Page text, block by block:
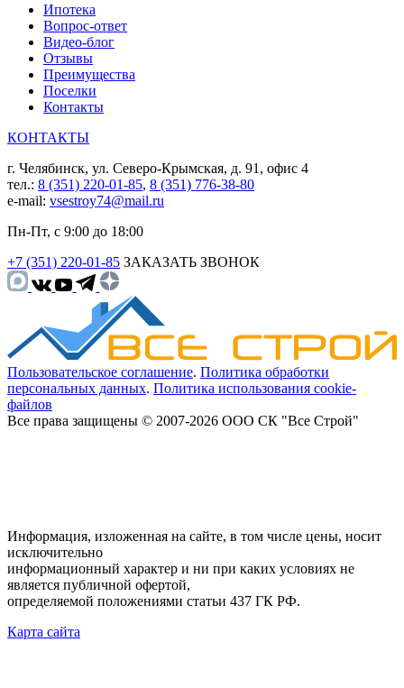
Ипотека
Вопрос-ответ
Видео-блог
Отзывы
Преимущества
Поселки
Контакты
КОНТАКТЫ
г. Челябинск, ул. Северо-Крымская, д. 91, офис 4
тел.: 8 (351) 220-01-85, 8 (351) 776-38-80
e-mail: vsestroy74@mail.ru
Пн-Пт, с 9:00 до 18:00
+7 (351) 220-01-85 ЗАКАЗАТЬ ЗВОНОК
Пользовательское соглашение. Политика обработки
персональных данных. Политика использования cookie-
файлов
Все права защищены © 2007-2026 ООО СК "Все Строй"
Информация, изложенная на сайте, в том числе цены, носит
исключительно
информационный характер и ни при каких условиях не
является публичной офертой,
определяемой положениями статьи 437 ГК РФ.
Карта сайта